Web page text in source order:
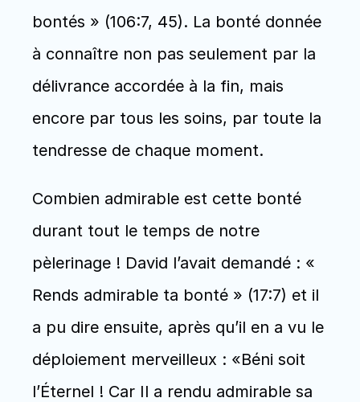
bontés » (106:7, 45). La bonté donnée
à connaître non pas seulement par la
délivrance accordée à la fin, mais
encore par tous les soins, par toute la
tendresse de chaque moment.
Combien admirable est cette bonté
durant tout le temps de notre
pèlerinage ! David l’avait demandé : «
Rends admirable ta bonté » (17:7) et il
a pu dire ensuite, après qu’il en a vu le
déploiement merveilleux : «Béni soit
l’Éternel ! Car Il a rendu admirable sa